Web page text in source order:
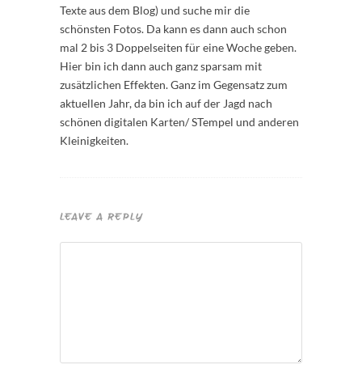
Texte aus dem Blog) und suche mir die
schönsten Fotos. Da kann es dann auch schon
mal 2 bis 3 Doppelseiten für eine Woche geben.
Hier bin ich dann auch ganz sparsam mit
zusätzlichen Effekten. Ganz im Gegensatz zum
aktuellen Jahr, da bin ich auf der Jagd nach
schönen digitalen Karten/ STempel und anderen
Kleinigkeiten.
LEAVE A REPLY